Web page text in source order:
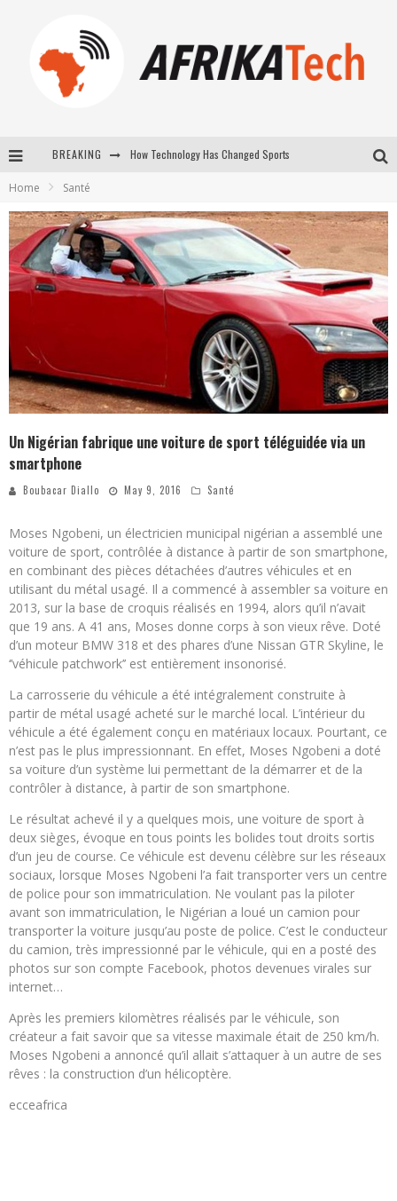
BREAKING How Technology Has Changed Sports
La Révolution Silencieuse : Quand Les Entrepreneurs Africains Décident de ne Plus se Taire
Home Santé
Un Nigérian fabrique une voiture de sport téléguidée via un
smartphone
Boubacar Diallo May 9, 2016 Santé
Moses Ngobeni, un électricien municipal nigérian a assemblé une
voiture de sport, contrôlée à distance à partir de son smartphone,
en combinant des pièces détachées d’autres véhicules et en
utilisant du métal usagé. Il a commencé à assembler sa voiture en
2013, sur la base de croquis réalisés en 1994, alors qu’il n’avait
que 19 ans. A 41 ans, Moses donne corps à son vieux rêve. Doté
d’un moteur BMW 318 et des phares d’une Nissan GTR Skyline, le
‘’véhicule patchwork’’ est entièrement insonorisé.
La carrosserie du véhicule a été intégralement construite à
partir de métal usagé acheté sur le marché local. L’intérieur du
véhicule a été également conçu en matériaux locaux. Pourtant, ce
n’est pas le plus impressionnant. En effet, Moses Ngobeni a doté
sa voiture d’un système lui permettant de la démarrer et de la
contrôler à distance, à partir de son smartphone.
Le résultat achevé il y a quelques mois, une voiture de sport à
deux sièges, évoque en tous points les bolides tout droits sortis
d’un jeu de course. Ce véhicule est devenu célèbre sur les réseaux
sociaux, lorsque Moses Ngobeni l’a fait transporter vers un centre
de police pour son immatriculation. Ne voulant pas la piloter
avant son immatriculation, le Nigérian a loué un camion pour
transporter la voiture jusqu’au poste de police. C’est le conducteur
du camion, très impressionné par le véhicule, qui en a posté des
photos sur son compte Facebook, photos devenues virales sur
internet…
Après les premiers kilomètres réalisés par le véhicule, son
créateur a fait savoir que sa vitesse maximale était de 250 km/h.
Moses Ngobeni a annoncé qu’il allait s’attaquer à un autre de ses
rêves : la construction d’un hélicoptère.
ecceafrica